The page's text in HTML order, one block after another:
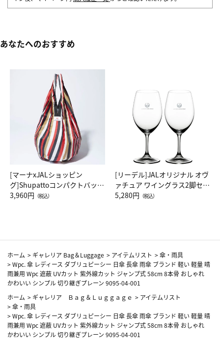
あなたへのおすすめ
[マーナxJALショッピン
グ]Shupattoコンパクトバッグ
Drop JAL客室乗務員（LC）ス
3,960円 （税込）
[リーデル]JALオリジナル オヴ
ァチュア ワイングラス2脚セッ
ト（レッドワイン）
5,280円 （税込）
ホーム > ギャレリア Bag＆Luggage > アイテムリスト >傘・雨具
>Wpc. 傘 レディース ダブリュピーシー 日傘 長傘 雨傘 ブランド 軽い 軽量 晴
雨兼用 Wpc 遮蔽 UVカット 紫外線カット ジャンプ式 58cm 8本骨 おしゃれ
かわいい シンプル 切り継ぎプレーン 9095-04-001
ホーム > ギャレリア Ｂａｇ＆Ｌｕｇｇａｇｅ > アイテムリスト
>傘・雨具
>Wpc. 傘 レディース ダブリュピーシー 日傘 長傘 雨傘 ブランド 軽い 軽量 晴
雨兼用 Wpc 遮蔽 UVカット 紫外線カット ジャンプ式 58cm 8本骨 おしゃれ
かわいい シンプル 切り継ぎプレーン 9095-04-001